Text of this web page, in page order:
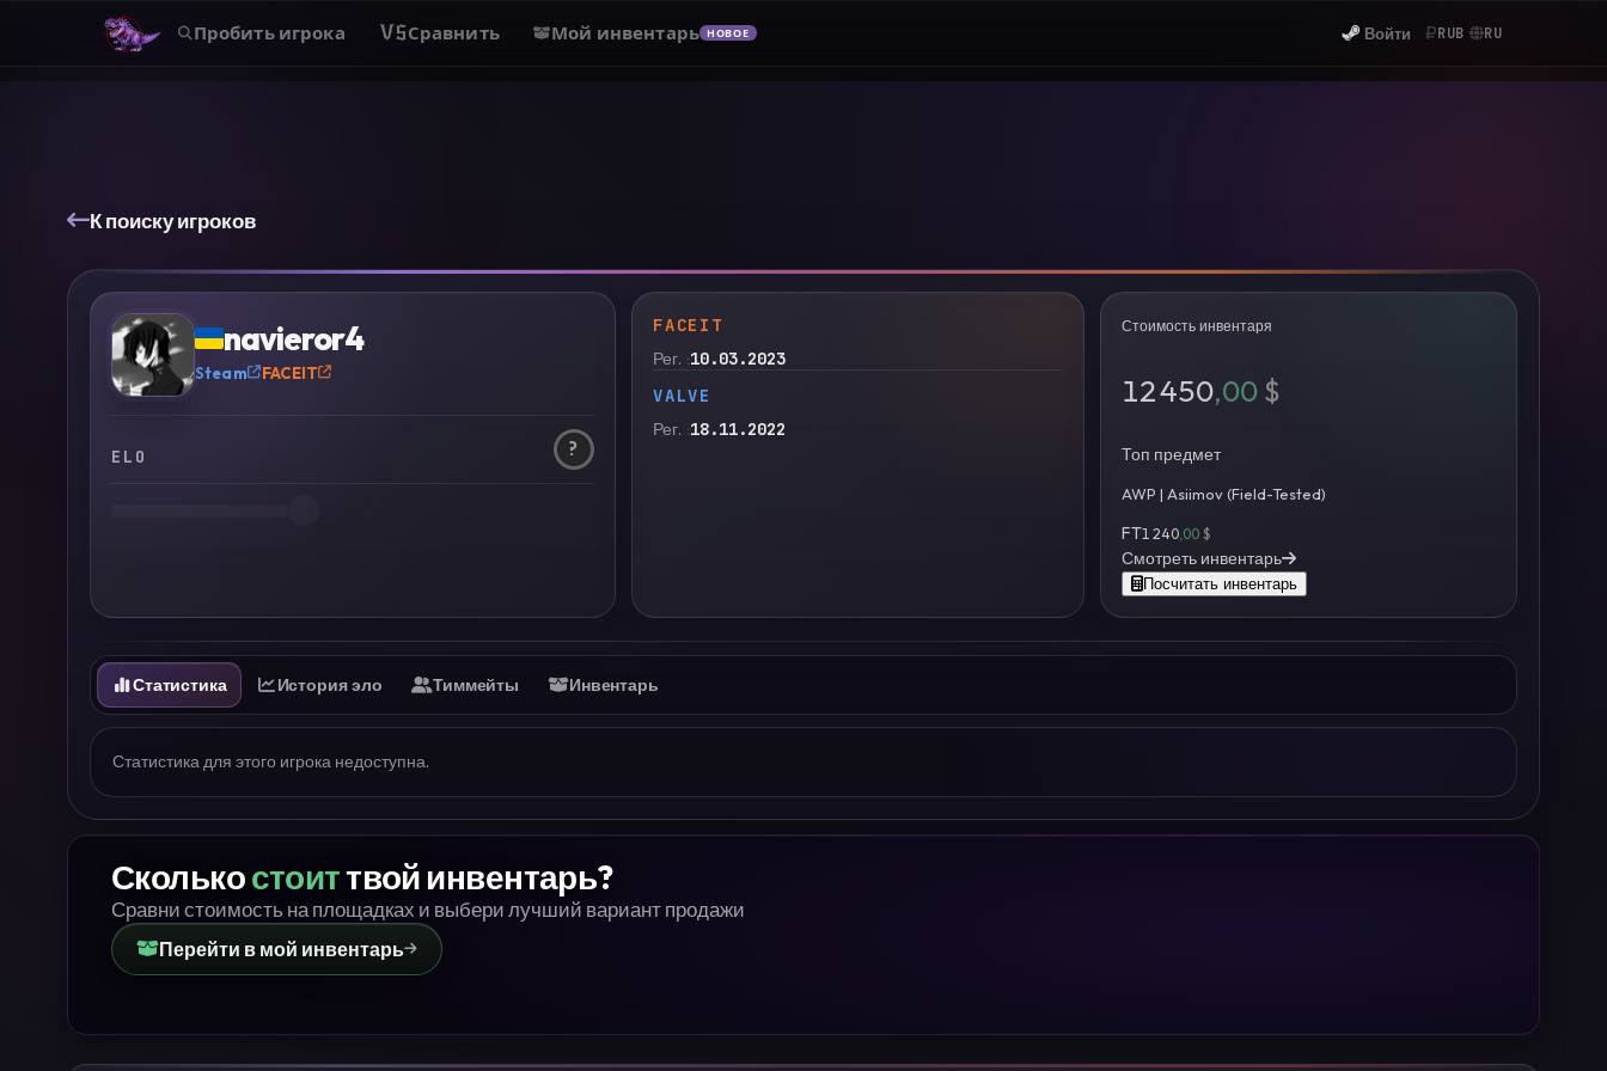
Пробить игрока VSСравнить Мой инвентарь НОВОЕ Войти RUB RU
К поиску игроков
? navieror4
Steam FACEIT
ELO ?
FACEIT
Рег. 10.03.2023
VALVE
Рег. 18.11.2022
Стоимость инвентаря
12 450,00$
Топ предмет
AWP | Asiimov (Field-Tested)
FT1 240 ,00 $
Смотреть инвентарь
Посчитать инвентарь
Статистика История эло Тиммейты Инвентарь
Статистика для этого игрока недоступна.
Сколькостоиттвой инвентарь?
Сравни стоимость на площадках и выбери лучший вариант продажи
Перейти в мой инвентарь